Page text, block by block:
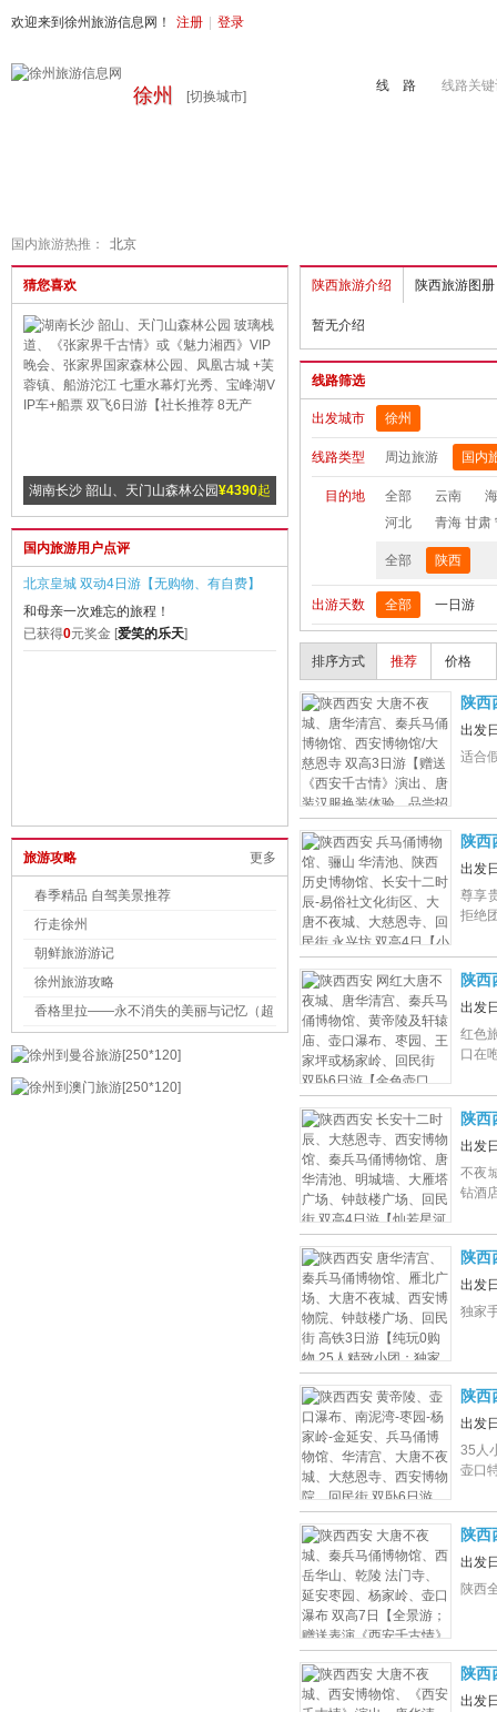
欢迎来到徐州旅游信息网！ 注册 登录
徐州 [切换城市]
线路关
线 路
国内旅游热推： 北京
猜您喜欢
¥4390起
韶山、天门山森林公园
、《张家界千古情》或《魅力湘
会、张家界国家森林公园、凤
蓉镇、船游沱江 七重水幕灯光
VIP车+船票 双飞6日游【社长
¥4890 起
云南西双版纳、昆明 双飞一动6
日游【社长推荐高端纯玩，0自费0购物一
价全含；1车1导游性价比超高体验，满1
5人升级2+1保姆车：泼水节/孔雀放飞】
湖北
河地
土司
日游
店只
国内旅游用户点评
北京皇城 双动4日游【无购物、有自费】
和母亲一次难忘的旅程！
已获得0元奖金 [爱笑的乐天]
更多
旅游攻略
春季精品 自驾美景推荐
行走徐州
朝鲜旅游游记
徐州旅游攻略
香格里拉——永不消失的美丽与记忆（超
陕西旅游介绍 陕西旅游图册
暂无介绍
线路筛选
出发城市 徐州
线路类型 周边旅游 国内
目的地 全部 云南
河北
青海 甘肃
全部 陕西
出游天数 全部 一日游
排序方式 推荐 价格
陕西
恩寺
招待
出发
适合
陕西
辰-
【小
出发
尊享
拒绝
陕西
辕庙
口、
出发
红色
口在
陕西
唐华
若星
出发
不夜
钻酒
陕西
博物
独家
出发
独家
陕西
物馆
游【
2+1
出发
35人
壶口
陕西
安枣
情》
出发
陕西
陕西
宫、
出发